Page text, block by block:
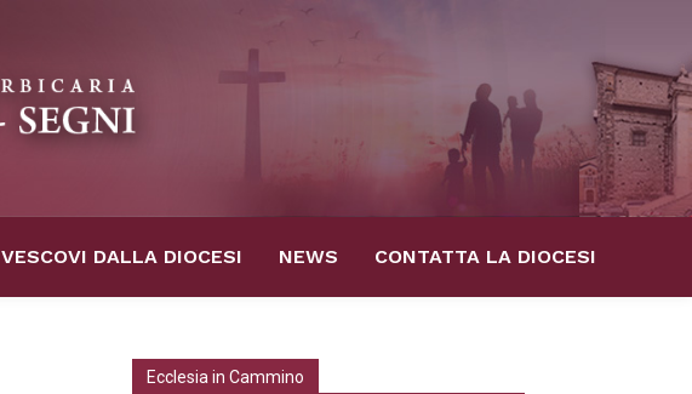
VESCOVI DALLA DIOCESI NEWS CONTATTA LA DIOCESI
Ecclesia in Cammino